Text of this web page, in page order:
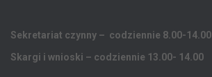
Sekretariat czynny – codziennie 8.00-14.00
Skargi i wnioski – codziennie 13.00- 14.00